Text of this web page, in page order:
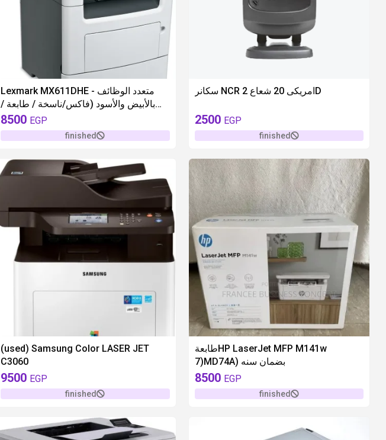
Lexmark MX611DHE - متعدد الوظائف
بالأبيض والأسود (فاكس/ناسخة / طابعة /
8500 EGP
finished
سكانر NCR امريكى 20 شعاع 2D
2500 EGP
finished
(used) Samsung Color LASER JET
C3060
9500 EGP
finished
طابعةHP LaserJet MFP M141w ‎‏
(7MD74A) بضمان سنه
8500 EGP
finished